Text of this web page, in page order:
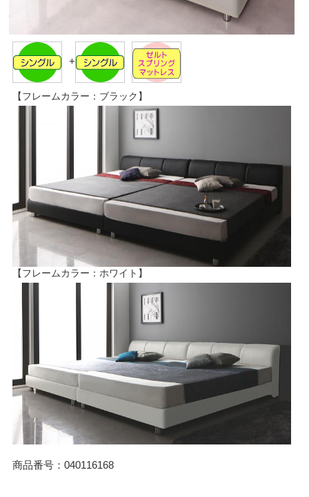
+
【フレームカラー：ブラック】
【フレームカラー：ホワイト】
商品番号：040116168